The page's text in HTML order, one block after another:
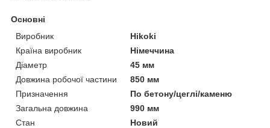
Основні
Виробник
Hikoki
Країна виробник
Німеччина
Діаметр
45 мм
Довжина робочої частини
850 мм
Призначення
По бетону/цеглі/каменю
Загальна довжина
990 мм
Стан
Новий